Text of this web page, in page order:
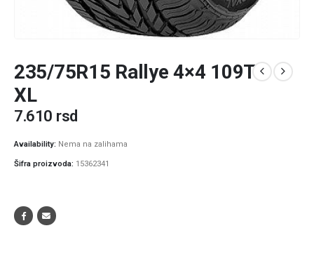
235/75R15 Rallye 4×4 109T
XL
7.610 rsd
Availability: Nema na zalihama
Šifra proizvoda: 15362341